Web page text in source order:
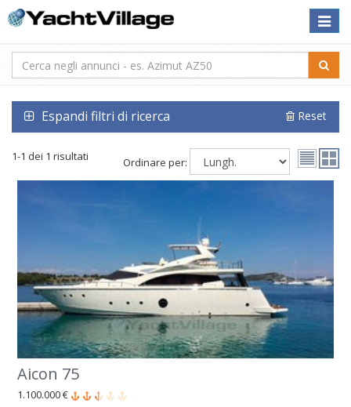
Toggle
Espandi filtri di ricerca Reset
1-1 dei 1 risultati Ordinare per:
Aicon 75
1.100.000 €